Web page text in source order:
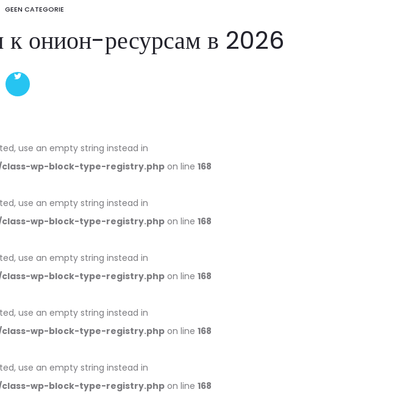
GEEN CATEGORIE
к онион-ресурсам в 2026
use an empty string instead in
wp-block-type-registry.phpon line 168
use an empty string instead in
wp-block-type-registry.phpon line 168
use an empty string instead in
wp-block-type-registry.phpon line 168
use an empty string instead in
wp-block-type-registry.phpon line 168
use an empty string instead in
wp-block-type-registry.phpon line 168